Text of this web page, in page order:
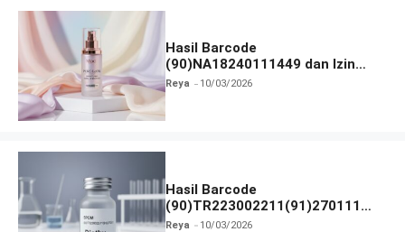
Hasil Barcode
(90)NA18240111449 dan Izin
BPOM
Reya 10/03/2026
Hasil Barcode
(90)TR223002211(91)270111
dan Izin BPOM
Reya 10/03/2026